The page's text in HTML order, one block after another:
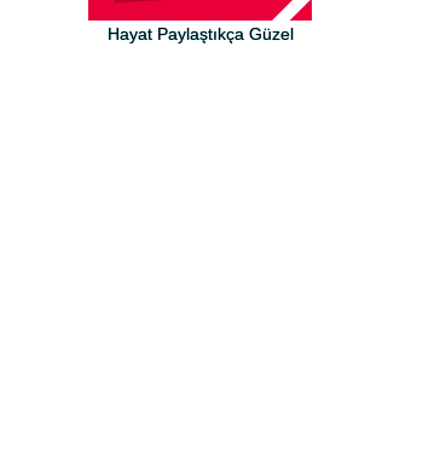
Hayat Paylaştıkça Güzel